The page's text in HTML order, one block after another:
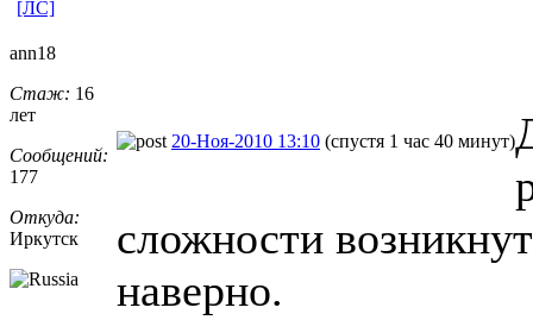
[ЛС]
ann18
Стаж: 16
лет
Сообщений:
177
Откуда:
Иркутск
20-Ноя-2010 13:10 (спустя 1 час 40 минут)
сложности
наверно.